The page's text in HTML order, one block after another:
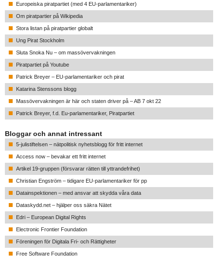
Europeiska piratpartiet (med 4 EU-parlamentariker)
Om piratpartier på Wikipedia
Stora listan på piratpartier globalt
Ung Pirat Stockholm
Sluta Snoka Nu – om massövervakningen
Piratpartiet på Youtube
Patrick Breyer – EU-parlamentariker och pirat
Katarina Stenssons blogg
Massövervakningen är här och staten driver på – AB 7 okt 22
Patrick Breyer, f.d. Eu-parlamentariker, Piratpartiet
Bloggar och annat intressant
5-julistiftelsen – nätpolitisk nyhetsblogg för fritt internet
Access now – bevakar ett fritt internet
Artikel 19-gruppen (försvarar rätten till yttrandefrihet)
Christian Engström – tidigare EU-parlamentariker för pp
Datainspektionen – med ansvar att skydda våra data
Dataskydd.net – hjälper oss säkra Nätet
Edri – European Digital Rights
Electronic Frontier Foundation
Föreningen för Digitala Fri- och Rättigheter
Free Software Foundation